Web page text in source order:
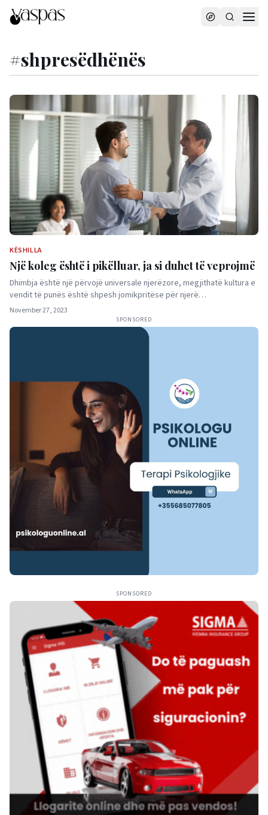
#shpresëdhënës
KËSHILLA
Një koleg është i pikëlluar, ja si duhet të veprojmë
Dhimbja është një përvojë universale njerëzore, megjithatë kultura e
vendit të punës është shpesh jomikpritëse për njerë…
November 27, 2023
SPONSORED
SPONSORED